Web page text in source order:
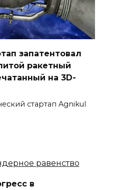
запатентовал
ракетный
на 3D-
стартап Agnikul
в